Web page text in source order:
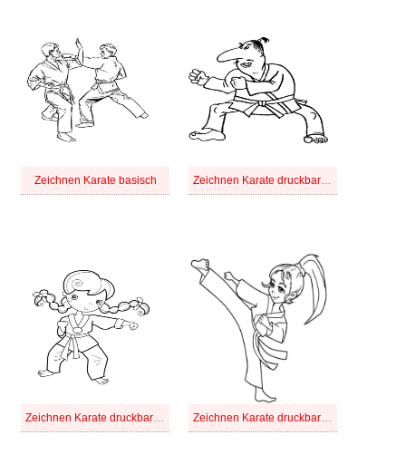
Zeichnen Karate basisch Zeichnen Karate druckbar basisch
Zeichnen Karate druckbar einfach Zeichnen Karate druckbar für Kinder